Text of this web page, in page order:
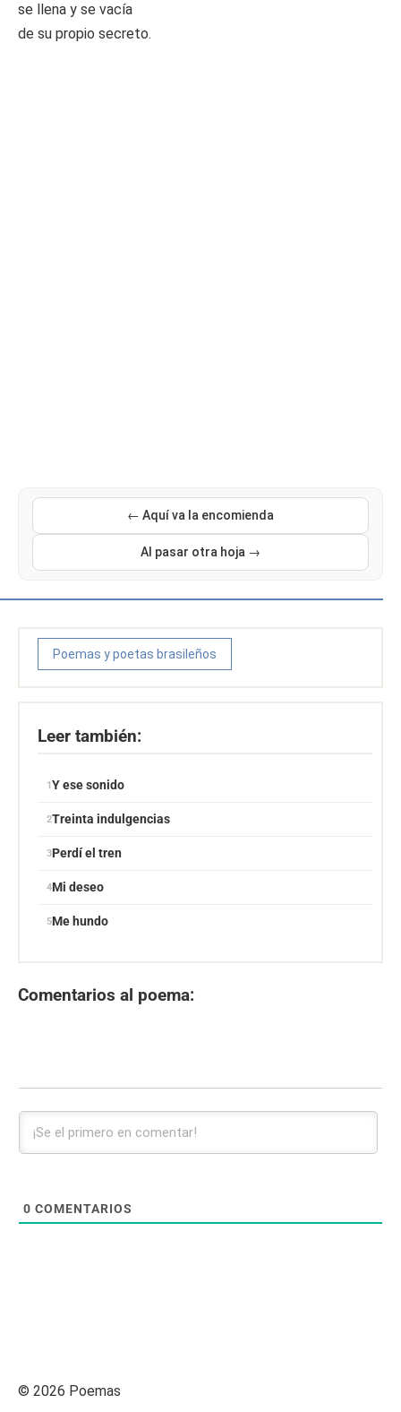
se llena y se vacía
de su propio secreto.
← Aquí va la encomienda
Al pasar otra hoja →
Poemas y poetas brasileños
Leer también:
Y ese sonido
Treinta indulgencias
Perdí el tren
Mi deseo
Me hundo
Comentarios al poema:
0 COMENTARIOS
© 2026 Poemas